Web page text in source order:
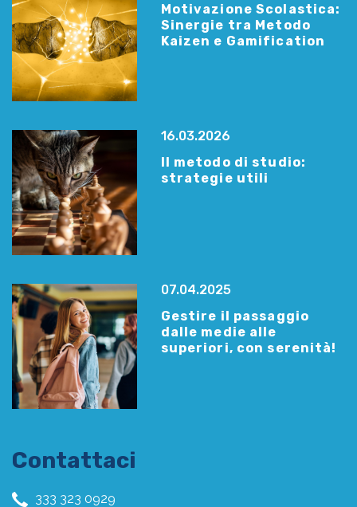
Motivazione Scolastica:
Sinergie tra Metodo
Kaizen e Gamification
16.03.2026
Il metodo di studio:
strategie utili
07.04.2025
Gestire il passaggio
dalle medie alle
superiori, con serenità!
Contattaci
333 323 0929